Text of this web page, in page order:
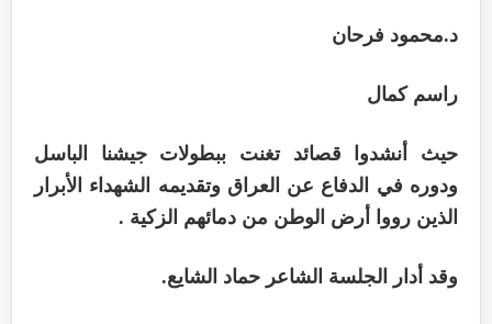
‏د.محمود فرحان
‏راسم كمال
‏حيث أنشدوا قصائد تغنت ببطولات جيشنا الباسل
ودوره في الدفاع عن العراق وتقديمه الشهداء الأبرار
الذين رووا أرض الوطن من دمائهم الزكية .
‏وقد أدار الجلسة الشاعر حماد الشايع.